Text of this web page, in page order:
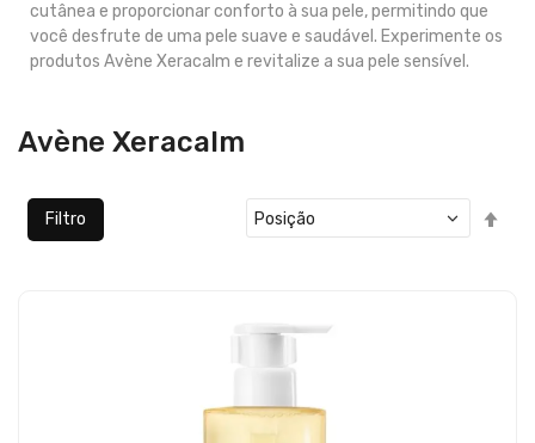
cutânea e proporcionar conforto à sua pele, permitindo que
você desfrute de uma pele suave e saudável. Experimente os
produtos Avène Xeracalm e revitalize a sua pele sensível.
Avène Xeracalm
Filtro